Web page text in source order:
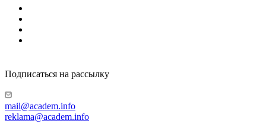
Подписаться на рассылку
mail@academ.info
reklama@academ.info